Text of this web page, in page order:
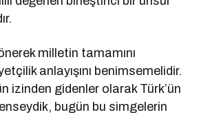
milletin tamamını
anlayışını benimsemelidir.
izinden gidenler olarak Türk’ün
bugün bu simgelerin